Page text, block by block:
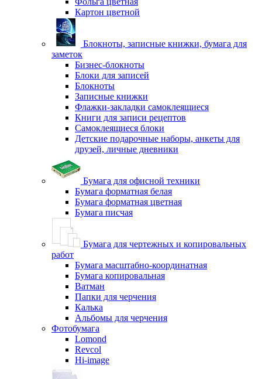
Картон цветной
Блокноты, записные книжки, бумага для
заметок
Бизнес-блокноты
Блоки для записей
Блокноты
Записные книжки
Флажки-закладки самоклеящиеся
Книги для записи рецептов
Самоклеящиеся блоки
Детские подарочные наборы, анкеты для
друзей, личные дневники
Бумага для офисной техники
Бумага форматная белая
Бумага форматная цветная
Бумага писчая
Бумага для чертежных и копировальных
работ
Бумага масштабно-координатная
Бумага копировальная
Ватман
Папки для черчения
Калька
Альбомы для черчения
Фотобумага
Lomond
Revcol
Hi-image